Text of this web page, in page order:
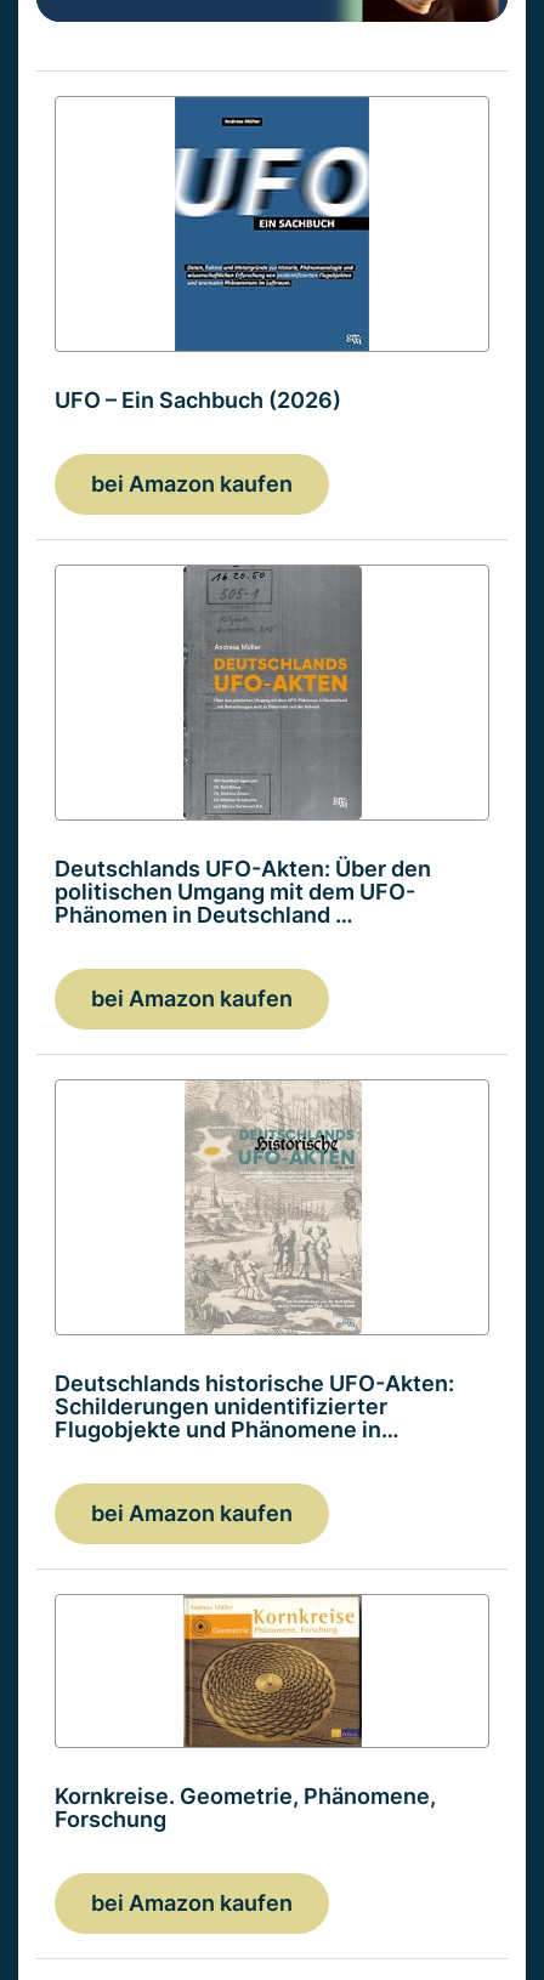
UFO – Ein Sachbuch (2026)
bei Amazon kaufen
Deutschlands UFO-Akten: Über den
politischen Umgang mit dem UFO-
Phänomen in Deutschland …
bei Amazon kaufen
Deutschlands historische UFO-Akten:
Schilderungen unidentifizierter
Flugobjekte und Phänomene in…
bei Amazon kaufen
Kornkreise. Geometrie, Phänomene,
Forschung
bei Amazon kaufen